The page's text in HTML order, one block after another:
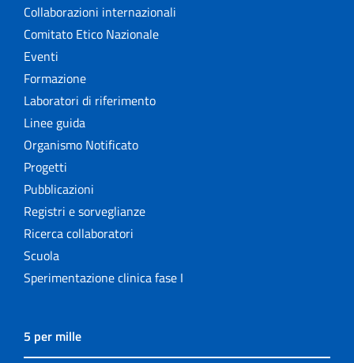
Collaborazioni internazionali
Comitato Etico Nazionale
Eventi
Formazione
Laboratori di riferimento
Linee guida
Organismo Notificato
Progetti
Pubblicazioni
Registri e sorveglianze
Ricerca collaboratori
Scuola
Sperimentazione clinica fase I
5 per mille